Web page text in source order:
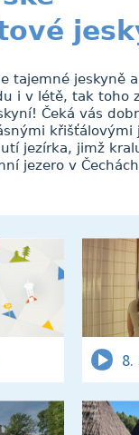
tajemné jeskyně
i v létě, tak toho
Čeká vás
křišťálovými
jezírka, jimž
jezero v
8.